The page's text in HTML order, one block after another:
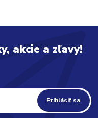
akcie a zľavy!
Prihlásiť sa